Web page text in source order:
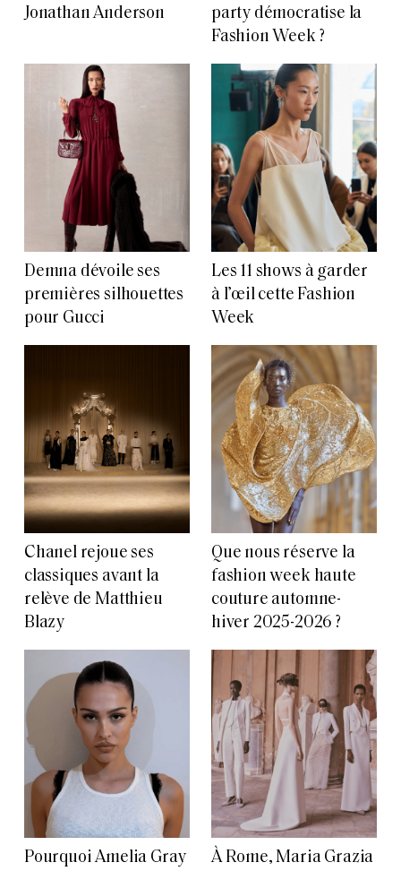
Jonathan Anderson
party démocratise la
Fashion Week ?
Demna dévoile ses
premières silhouettes
pour Gucci
Les 11 shows à garder
à l’œil cette Fashion
Week
Chanel rejoue ses
classiques avant la
relève de Matthieu
Blazy
Que nous réserve la
fashion week haute
couture automne-
hiver 2025-2026 ?
Pourquoi Amelia Gray
À Rome, Maria Grazia